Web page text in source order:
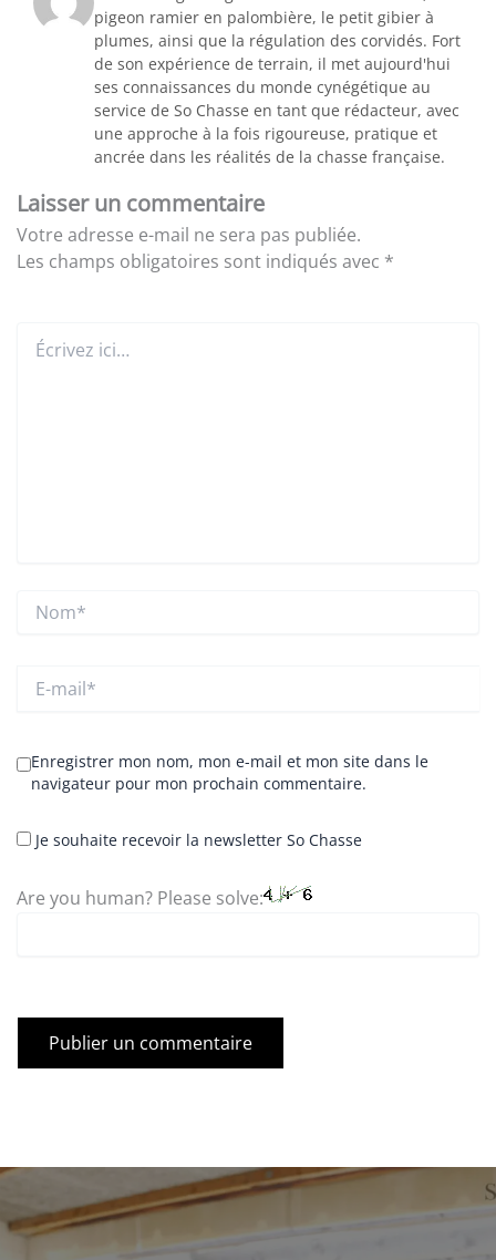
pigeon ramier en palombière, le petit gibier à
plumes, ainsi que la régulation des corvidés. Fort
de son expérience de terrain, il met aujourd'hui
ses connaissances du monde cynégétique au
service de So Chasse en tant que rédacteur, avec
une approche à la fois rigoureuse, pratique et
ancrée dans les réalités de la chasse française.
Laisser un commentaire
Votre adresse e-mail ne sera pas publiée.
Les champs obligatoires sont indiqués avec *
ici…
mail*
Enregistrer mon nom, mon e-mail et mon site dans le
navigateur pour mon prochain commentaire.
Je souhaite recevoir la newsletter So Chasse
Are you human? Please solve: